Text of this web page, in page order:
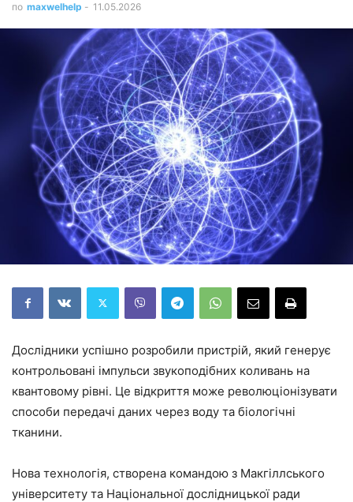
по maxwelhelp - 11.05.2026
Дослідники успішно розробили пристрій, який генерує
контрольовані імпульси звукоподібних коливань на
квантовому рівні. Це відкриття може революціонізувати
способи передачі даних через воду та біологічні
тканини.
Нова технологія, створена командою з Макгіллського
університету та Національної дослідницької ради